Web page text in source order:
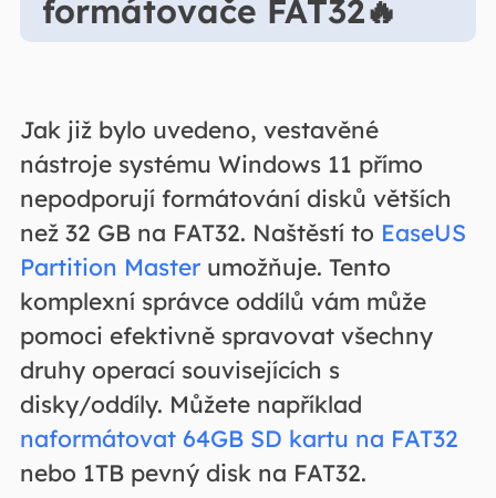
formátovače FAT32🔥
Jak již bylo uvedeno, vestavěné
nástroje systému Windows 11 přímo
nepodporují formátování disků větších
než 32 GB na FAT32. Naštěstí to EaseUS
Partition Masterumožňuje. Tento
komplexní správce oddílů vám může
pomoci efektivně spravovat všechny
druhy operací souvisejících s
disky/oddíly. Můžete například
naformátovat 64GB SD kartu na FAT32
nebo 1TB pevný disk na FAT32.